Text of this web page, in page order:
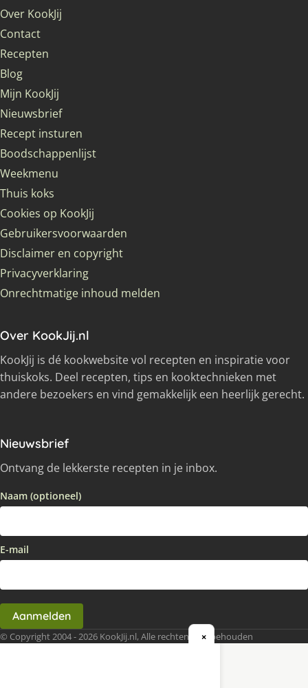
Over KookJij
Contact
Recepten
Blog
Mijn KookJij
Nieuwsbrief
Recept insturen
Boodschappenlijst
Weekmenu
Thuis koks
Cookies op KookJij
Gebruikersvoorwaarden
Disclaimer en copyright
Privacyverklaring
Onrechtmatige inhoud melden
Over KookJij.nl
KookJij is dé kookwebsite vol recepten en inspiratie voor
thuiskoks. Deel recepten, tips en kooktechnieken met
andere bezoekers en vind gemakkelijk een heerlijk gerecht.
Nieuwsbrief
Ontvang de lekkerste recepten in je inbox.
Naam (optioneel)
E-mail
Aanmelden
© Copyright 2004 - 2026 KookJij.nl, Alle rechten voorbehouden
×